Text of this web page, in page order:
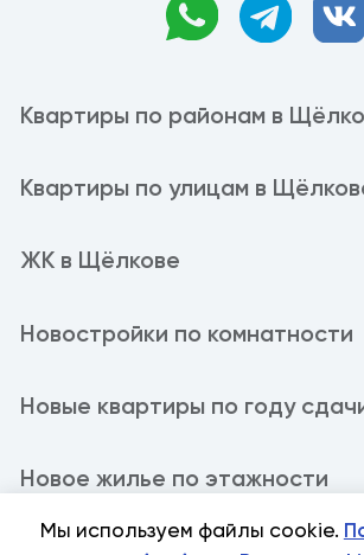
Квартиры по районам в
Квартиры по улицам в
ЖК в Щёлкове
Новостройки по комнатности
Новые квартиры по году
Новое жилье по этажности
Политика
Мы используем файлы cookie.